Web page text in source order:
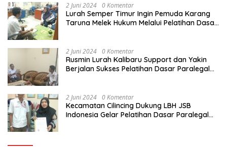
2 Juni 2024 0 Komentar
Lurah Semper Timur Ingin Pemuda Karang
Taruna Melek Hukum Melalui Pelatihan Dasar
2 Juni 2024 0 Komentar
Rusmin Lurah Kalibaru Support dan Yakin
Berjalan Sukses Pelatihan Dasar Paralegal
2 Juni 2024 0 Komentar
Kecamatan Cilincing Dukung LBH JSB
Indonesia Gelar Pelatihan Dasar Paralegal